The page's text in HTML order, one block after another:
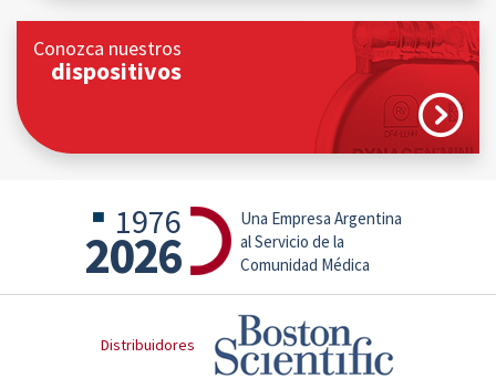
Conozca nuestros
dispositivos
1976
2026
Una Empresa Argentina
al Servicio de la
Comunidad Médica
Distribuidores